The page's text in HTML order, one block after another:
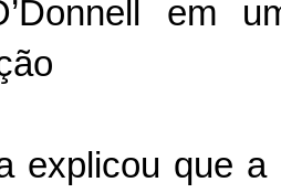
em
explicou que